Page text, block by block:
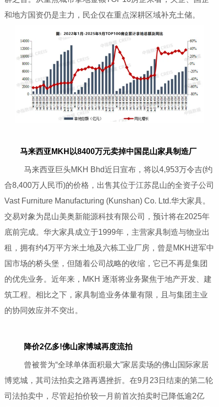
和地方国资仍是主力，民企仅在重点深耕区域补充土储。
马来西亚MKH以8400万元卖掉中国昆山家具制造厂
马来西亚巨头MKH Bhd近日宣布，将以4,953万令吉(约
合8,400万人民币)的价格，出售其位于江苏昆山的全资子公司
Vast Furniture Manufacturing (Kunshan) Co. Ltd.华大家具。
交易对象为昆山美奥新能源科技有限公司，预计将在2025年
底前完成。华大家具成立于1999年，主营家具制造与物业出
租，拥有约4万平方米土地及六栋工业厂房，曾是MKH进军中
国市场的桥头堡，但随着公司战略的收缩，它已不再是集团
的优先业务。近年来，MKH 逐渐将业务聚焦于地产开发、建
筑工程。相比之下，家具制造业务体量有限，且与集团主业
的协同效应并不突出。
降价2亿多!佛山家博城再度流拍
曾被誉为“全球单体面积最大”家居卖场的佛山国际家居
博览城，其司法拍卖之路再遇挫折。在9月23日结束的第二轮
司法拍卖中，尽管起拍价较一月前首次拍卖时已降低逾2亿